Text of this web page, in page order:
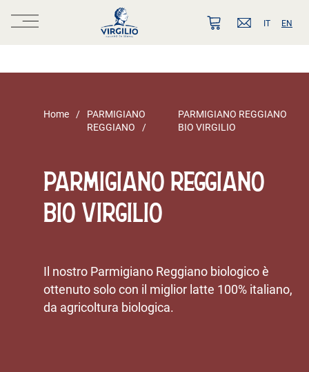
IT EN
Home
PARMIGIANO
REGGIANO
PARMIGIANO REGGIANO
BIO VIRGILIO
PARMIGIANO REGGIANO
BIO VIRGILIO
Il nostro Parmigiano Reggiano biologico è
ottenuto solo con il miglior latte 100% italiano,
da agricoltura biologica.